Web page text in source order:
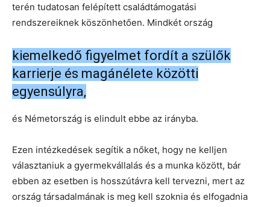
terén tudatosan felépített családtámogatási
rendszereiknek köszönhetően. Mindkét ország
kiemelkedő figyelmet fordít a szülők
karrierje és magánélete közötti
egyensúlyra,
és Németország is elindult ebbe az irányba.
Ezen intézkedések segítik a nőket, hogy ne kelljen
választaniuk a gyermekvállalás és a munka között, bár
ebben az esetben is hosszútávra kell tervezni, mert az
ország társadalmának is meg kell szoknia és elfogadnia